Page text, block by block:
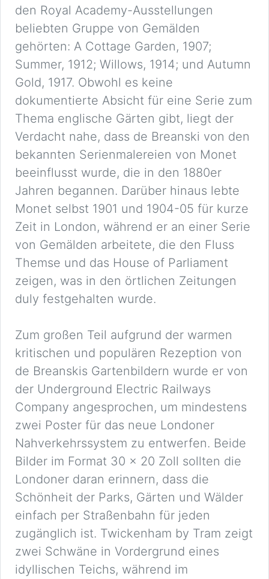
den Royal Academy-Ausstellungen
beliebten Gruppe von Gemälden
gehörten: A Cottage Garden, 1907;
Summer, 1912; Willows, 1914; und Autumn
Gold, 1917. Obwohl es keine
dokumentierte Absicht für eine Serie zum
Thema englische Gärten gibt, liegt der
Verdacht nahe, dass de Breanski von den
bekannten Serienmalereien von Monet
beeinflusst wurde, die in den 1880er
Jahren begannen. Darüber hinaus lebte
Monet selbst 1901 und 1904-05 für kurze
Zeit in London, während er an einer Serie
von Gemälden arbeitete, die den Fluss
Themse und das House of Parliament
zeigen, was in den örtlichen Zeitungen
duly festgehalten wurde.
Zum großen Teil aufgrund der warmen
kritischen und populären Rezeption von
de Breanskis Gartenbildern wurde er von
der Underground Electric Railways
Company angesprochen, um mindestens
zwei Poster für das neue Londoner
Nahverkehrssystem zu entwerfen. Beide
Bilder im Format 30 x 20 Zoll sollten die
Londoner daran erinnern, dass die
Schönheit der Parks, Gärten und Wälder
einfach per Straßenbahn für jeden
zugänglich ist. Twickenham by Tram zeigt
zwei Schwäne in Vordergrund eines
idyllischen Teichs, während im